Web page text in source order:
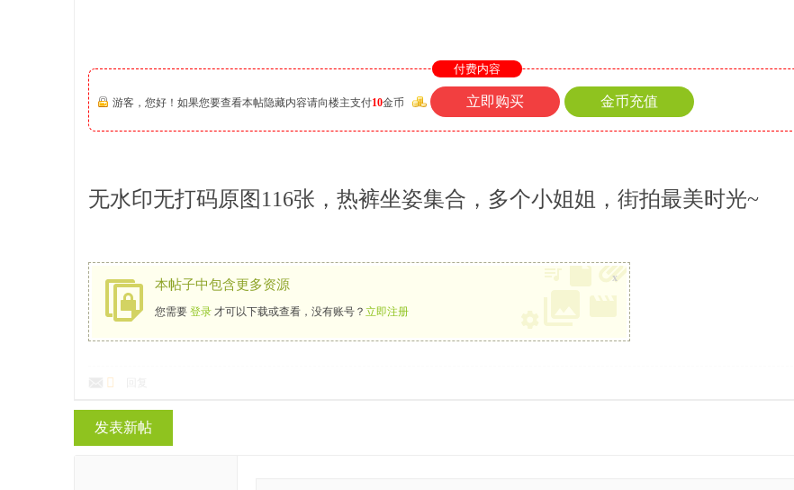
付费内容
游客，您好！如果您要查看本帖隐藏内容请向楼主支付10金币 立即购买 金币充值
无水印无打码原图116张，热裤坐姿集合，多个小姐姐，街拍最美时光~
本帖子中包含更多资源
您需要 登录 才可以下载或查看，没有账号？ 立即注册
x
发表新帖